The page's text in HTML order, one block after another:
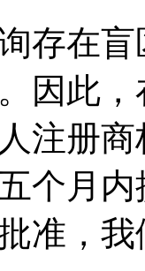
存在
因此
注册
个月
准，